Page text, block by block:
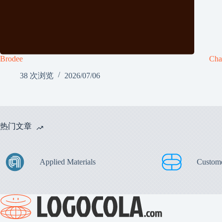
Brodee
38 次浏览
2026/07/06
热门文章
Applied Materials